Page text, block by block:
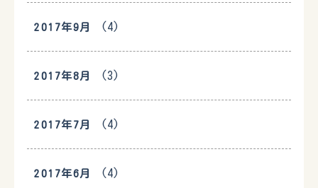
2017年9月 (4)
2017年8月 (3)
2017年7月 (4)
2017年6月 (4)